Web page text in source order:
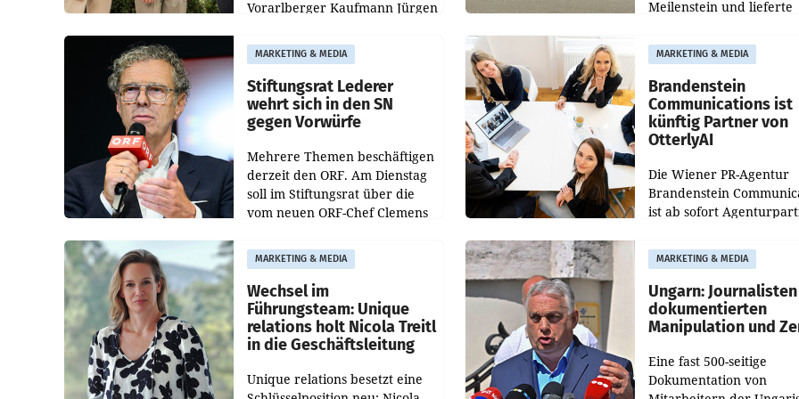
Vorarlberger Kaufmann Jürgen
freigegeben: Die
Bundeswettbewerbsbehörde
und der Bundeskartellanwalt
Meilenstein und lieferte
aus, womit sich das
gegenüber Juli 2025
verdoppelte (+102
MARKETING & MEDIA
Stiftungsrat Lederer
wehrt sich in den SN
gegen Vorwürfe
Mehrere Themen beschäftigen
derzeit den ORF. Am Dienstag
soll im Stiftungsrat über die
vom neuen ORF-Chef Clemens
Besetzungen für die
Direktionen abgestimmt
werden.
MARKETING & MEDIA
Brandenstein
Communications ist
künftig Partner von
OtterlyAI
Die Wiener PR-Agentur
Brandenstein
ist ab sofort
Optimierungsplattform
OtterlyAI. Damit baut die
Agentur ihr
MARKETING & MEDIA
Wechsel im
Führungsteam: Unique
relations holt Nicola Treitl
in die Geschäftsleitung
Unique relations besetzt eine
MARKETING & MEDIA
Ungarn: Journalisten
dokumentierten
Manipulation und
Eine fast 500-seitige
Dokumentation von